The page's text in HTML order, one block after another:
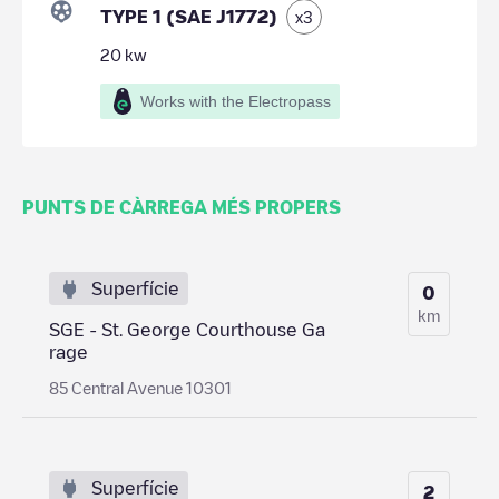
TYPE 1 (SAE J1772) x3
20 kw
Works with the Electropass
PUNTS DE CÀRREGA MÉS PROPERS
Superfície
SGE - St. George Courthouse Ga
rage
85 Central Avenue 10301
0
km
Superfície 2